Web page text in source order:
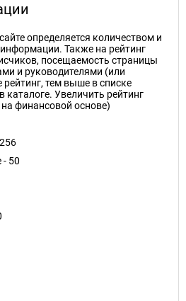
определяется количеством и
Также на рейтинг
посещаемость страницы
и руководителями (или
тем выше в списке
каталоге. Увеличить рейтинг
финансовой основе)
- 50